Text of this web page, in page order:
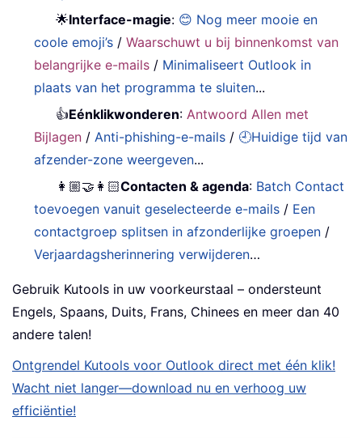
🌟Interface-magie: 😊 Nog meer mooie en
coole emoji’s /Waarschuwt u bij binnenkomst van
belangrijke e-mails / Minimaliseert Outlook in
plaats van het programma te sluiten...
👍Eénklikwonderen: Antwoord Allen met
Bijlagen / Anti-phishing-e-mails / 🕘Huidige tijd van
afzender-zone weergeven...
👩🏼‍🤝‍👩🏻Contacten & agenda: Batch Contact
toevoegen vanuit geselecteerde e-mails / Een
contactgroep splitsen in afzonderlijke groepen /
Verjaardagsherinnering verwijderen…
Gebruik Kutools in uw voorkeurstaal – ondersteunt
Engels, Spaans, Duits, Frans, Chinees en meer dan 40
andere talen!
Ontgrendel Kutools voor Outlook direct met één klik!
Wacht niet langer—download nu en verhoog uw
efficiëntie!